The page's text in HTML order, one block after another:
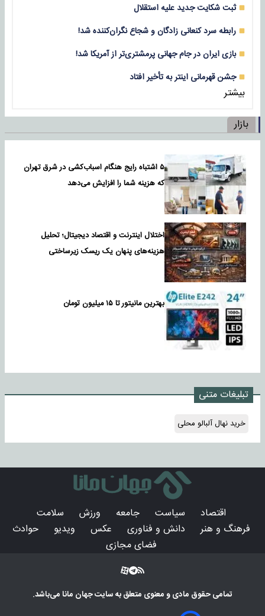
ثبت شکایت جدید علیه استقلال
رابطه سرد کنعانی زادگان و شجاع نگران‌کننده شد!
بازی‌ ایران در جام جهانی پرمشتری‌تر از آمریکا شد!
جشن قهرمانی اینتر به تأخیر افتاد
بیشتر
بازار
۵ اشتباه رایج هنگام اسباب‌کشی در شرق تهران
که هزینه شما را افزایش می‌دهد
اختلال اینترنت و اقتصاد دیجیتال؛ تحلیل
هزینه‌های پنهان یک ریسک زیرساختی
بهترین مانیتور تا ۱۵ میلیون تومان
تبلیغات متنی
خرید نهال آلبالو محلی
اقتصاد سیاست جامعه ورزش
سلامت
فرهنگ و هنر
دانش و فناوری عکس ویدیو
حوادث
فضای مجازی
تمامی حقوق مادی و معنوی متعلق به سایتجهان مانامی‌باشد.